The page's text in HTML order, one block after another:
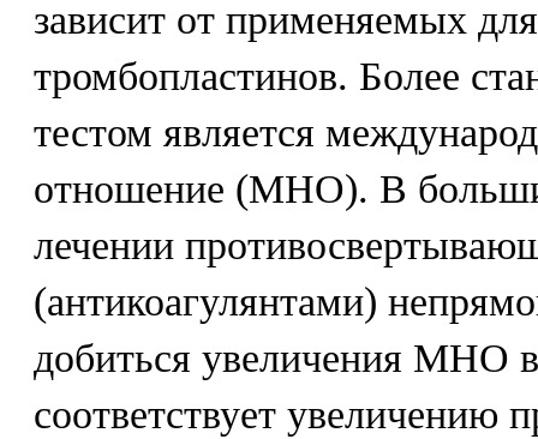
зависит от применяемых
тромбопластинов. Более
тестом является
отношение (MHO). В
лечении
(антикоагулянтами)
добиться увеличения MHO
соответствует увеличению